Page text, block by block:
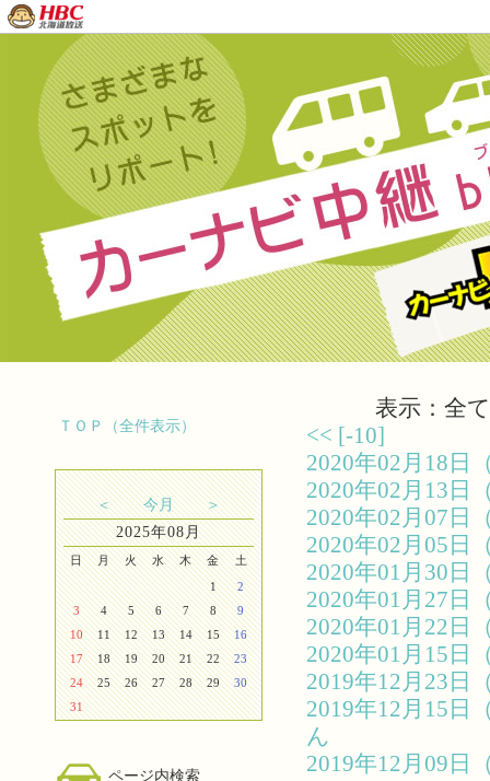
ＴＯＰ（全件表示）
＜ 今月
＞
2025年08月
日 月 火 水 木 金
土
1
2
3
4 5 6 7 8
9
10
11 12 13 14 15
16
17
18 19 20 21 22
23
24
25 26 27 28 29
30
31
ページ内検索
表示：全て
<< [-10]
2020年02月18
2020年02月13
2020年02月07
2020年02月05
2020年01月30
2020年01月27
2020年01月22
2020年01月15
2019年12月23
2019年12月15
ん
2019年12月09